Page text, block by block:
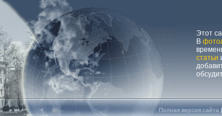
Этот
В
статьи
Полная версия сайта |